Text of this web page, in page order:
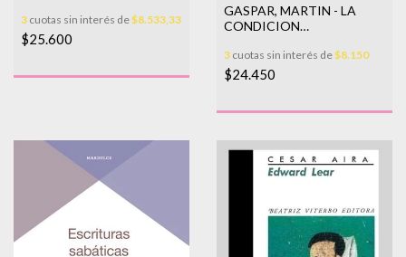
3 cuotas sin interés de$8.533,33
$25.600
GASPAR, MARTIN - LA
CONDICION
EDICION)
3 cuotas sin interés de$8.150
$24.450